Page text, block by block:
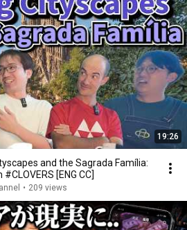
19:26
and the Sagrada Família:
[ENG CC]
• 209 views